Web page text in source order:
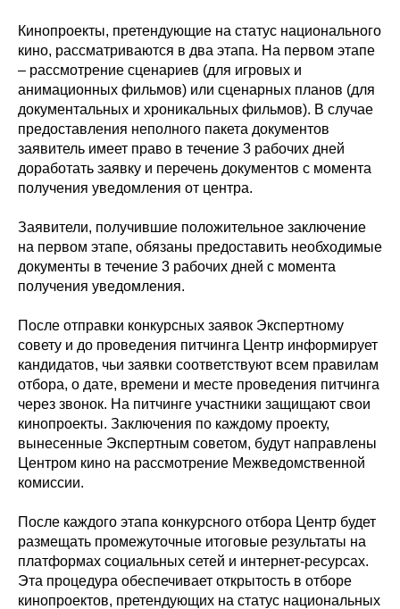
Кинопроекты, претендующие на статус национального
кино, рассматриваются в два этапа. На первом этапе
– рассмотрение сценариев (для игровых и
анимационных фильмов) или сценарных планов (для
документальных и хроникальных фильмов). В случае
предоставления неполного пакета документов
заявитель имеет право в течение 3 рабочих дней
доработать заявку и перечень документов с момента
получения уведомления от центра.
Заявители, получившие положительное заключение
на первом этапе, обязаны предоставить необходимые
документы в течение 3 рабочих дней с момента
получения уведомления.
После отправки конкурсных заявок Экспертному
совету и до проведения питчинга Центр информирует
кандидатов, чьи заявки соответствуют всем правилам
отбора, о дате, времени и месте проведения питчинга
через звонок. На питчинге участники защищают свои
кинопроекты. Заключения по каждому проекту,
вынесенные Экспертным советом, будут направлены
Центром кино на рассмотрение Межведомственной
комиссии.
После каждого этапа конкурсного отбора Центр будет
размещать промежуточные итоговые результаты на
платформах социальных сетей и интернет-ресурсах.
Эта процедура обеспечивает открытость в отборе
кинопроектов, претендующих на статус национальных